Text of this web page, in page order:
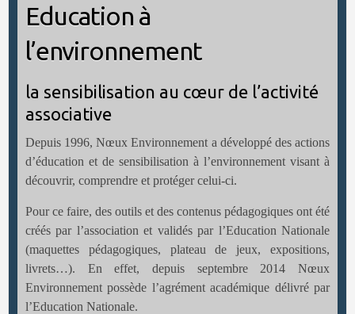
Education à
l’environnement
la sensibilisation au cœur de l’activité
associative
Depuis 1996, Nœux Environnement a développé des actions
d’éducation et de sensibilisation à l’environnement visant à
découvrir, comprendre et protéger celui-ci.
Pour ce faire, des outils et des contenus pédagogiques ont été
créés par l’association et validés par l’Education Nationale
(maquettes pédagogiques, plateau de jeux, expositions,
livrets…). En effet, depuis septembre 2014 Nœux
Environnement possède l’agrément académique délivré par
l’Education Nationale.